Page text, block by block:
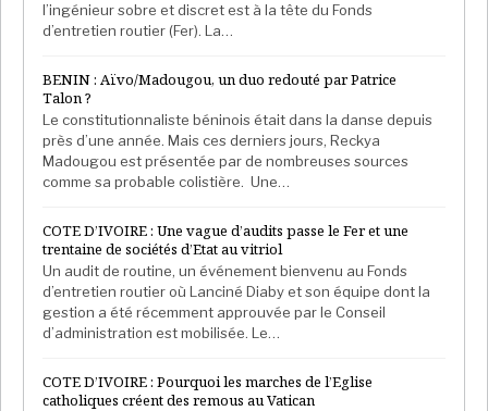
l’ingénieur sobre et discret est à la tête du Fonds
d’entretien routier (Fer). La…
BENIN : Aïvo/Madougou, un duo redouté par Patrice
Talon ?
Le constitutionnaliste béninois était dans la danse depuis
près d’une année. Mais ces derniers jours, Reckya
Madougou est présentée par de nombreuses sources
comme sa probable colistière. Une…
COTE D’IVOIRE : Une vague d’audits passe le Fer et une
trentaine de sociétés d’Etat au vitriol
Un audit de routine, un événement bienvenu au Fonds
d’entretien routier où Lanciné Diaby et son équipe dont la
gestion a été récemment approuvée par le Conseil
d’administration est mobilisée. Le…
COTE D’IVOIRE : Pourquoi les marches de l’Eglise
catholiques créent des remous au Vatican